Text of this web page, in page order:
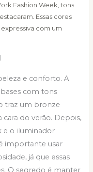
Fashion Week, tons
Essas cores
com um
e conforto. A
com tons
traz um bronze
do verão. Depois,
e o iluminador
importante usar
já que essas
O segredo é manter